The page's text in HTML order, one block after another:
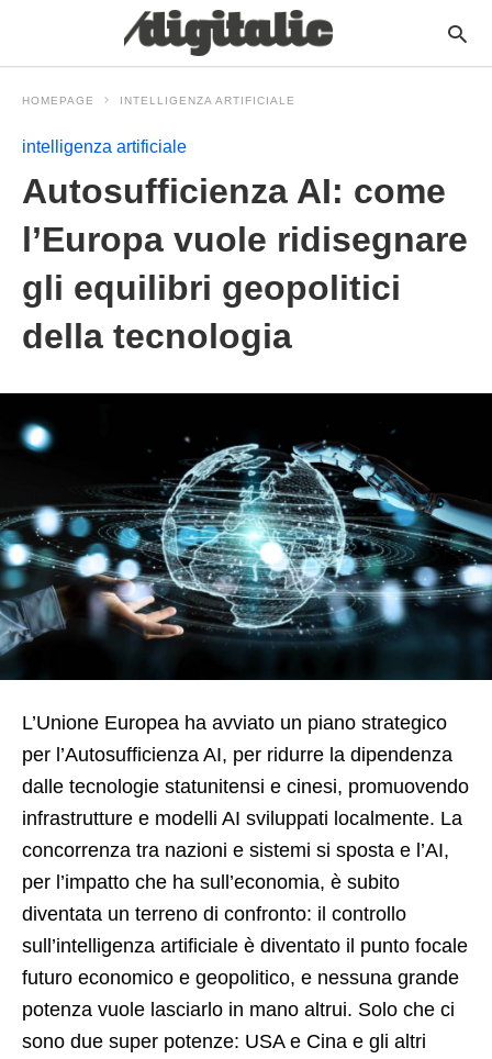
HOMEPAGE INTELLIGENZA ARTIFICIALE
intelligenza artificiale
Autosufficienza AI: come
l’Europa vuole ridisegnare
gli equilibri geopolitici
della tecnologia
L’Unione Europea ha avviato un piano strategico
per l’Autosufficienza AI, per ridurre la dipendenza
dalle tecnologie statunitensi e cinesi, promuovendo
infrastrutture e modelli AI sviluppati localmente. La
concorrenza tra nazioni e sistemi si sposta e l’AI,
per l’impatto che ha sull’economia, è subito
diventata un terreno di confronto: il controllo
sull’intelligenza artificiale è diventato il punto focale
futuro economico e geopolitico, e nessuna grande
potenza vuole lasciarlo in mano altrui. Solo che ci
sono due super potenze: USA e Cina e gli altri